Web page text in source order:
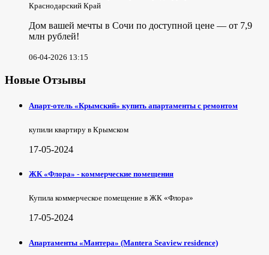
Краснодарский Край
Дом вашей мечты в Сочи по доступной цене — от 7,9
млн рублей!
06-04-2026 13:15
Новые Отзывы
Апарт-отель «Крымский» купить апартаменты с ремонтом
купили квартиру в Крымском
17-05-2024
ЖК «Флора» - коммерческие помещения
Купила коммерческое помещение в ЖК «Флора»
17-05-2024
Апартаменты «Мантера» (Mantera Seaview rеsidence)